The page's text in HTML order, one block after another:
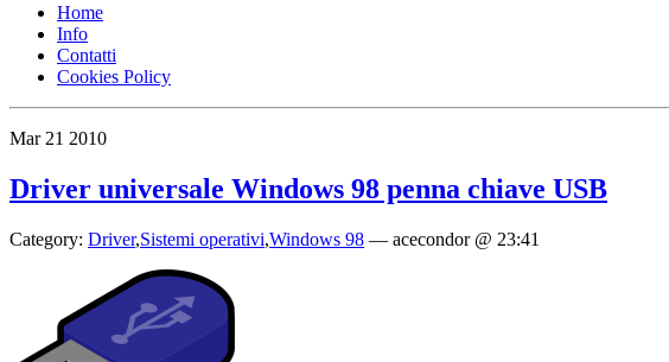
Home
Info
Contatti
Cookies Policy
Mar 21 2010
Driver universale Windows 98 penna chiave USB
Category: Driver,Sistemi operativi,Windows 98 — acecondor @ 23:41